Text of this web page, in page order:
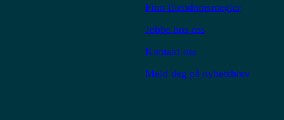
Finn Eiendomsmegler
Jobbe hos oss
Kontakt oss
Meld deg på nyhetsbrev